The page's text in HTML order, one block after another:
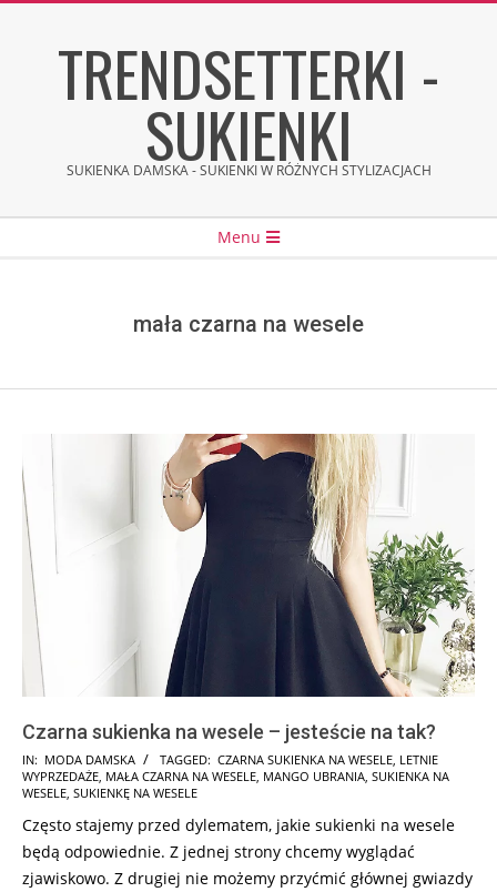
TRENDSETTERKI -
SUKIENKI
SUKIENKA DAMSKA - SUKIENKI W RÓŻNYCH STYLIZACJACH
Menu
mała czarna na wesele
Czarna sukienka na wesele – jesteście na tak?
2026-
05-
IN: MODA DAMSKA TAGGED: CZARNA SUKIENKA NA WESELE LETNIE
WYPRZEDAŻE MAŁA CZARNA NA WESELE MANGO UBRANIA SUKIENKA NA
WESELE SUKIENKĘ NA WESELE
Często stajemy przed dylematem, jakie sukienki na wesele
będą odpowiednie. Z jednej strony chcemy wyglądać
zjawiskowo. Z drugiej nie możemy przyćmić głównej gwiazdy